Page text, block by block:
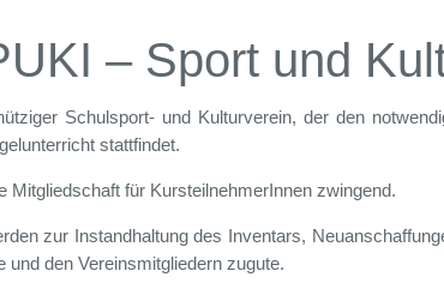
– Sport und
Schulsport- und Kulturverein, der den
stattfindet.
Mitgliedschaft für KursteilnehmerInnen zwingend.
zur Instandhaltung des Inventars,
den Vereinsmitgliedern zugute.